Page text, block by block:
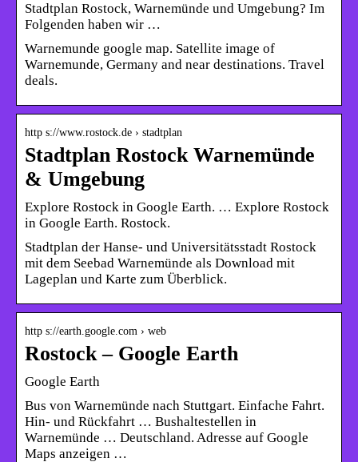
Stadtplan Rostock, Warnemünde und Umgebung? Im
Folgenden haben wir …
Warnemunde google map. Satellite image of
Warnemunde, Germany and near destinations. Travel
deals.
http s://www.rostock.de › stadtplan
Stadtplan Rostock Warnemünde
& Umgebung
Explore Rostock in Google Earth. … Explore Rostock
in Google Earth. Rostock.
Stadtplan der Hanse- und Universitätsstadt Rostock
mit dem Seebad Warnemünde als Download mit
Lageplan und Karte zum Überblick.
http s://earth.google.com › web
Rostock – Google Earth
Google Earth
Bus von Warnemünde nach Stuttgart. Einfache Fahrt.
Hin- und Rückfahrt … Bushaltestellen in
Warnemünde … Deutschland. Adresse auf Google
Maps anzeigen …